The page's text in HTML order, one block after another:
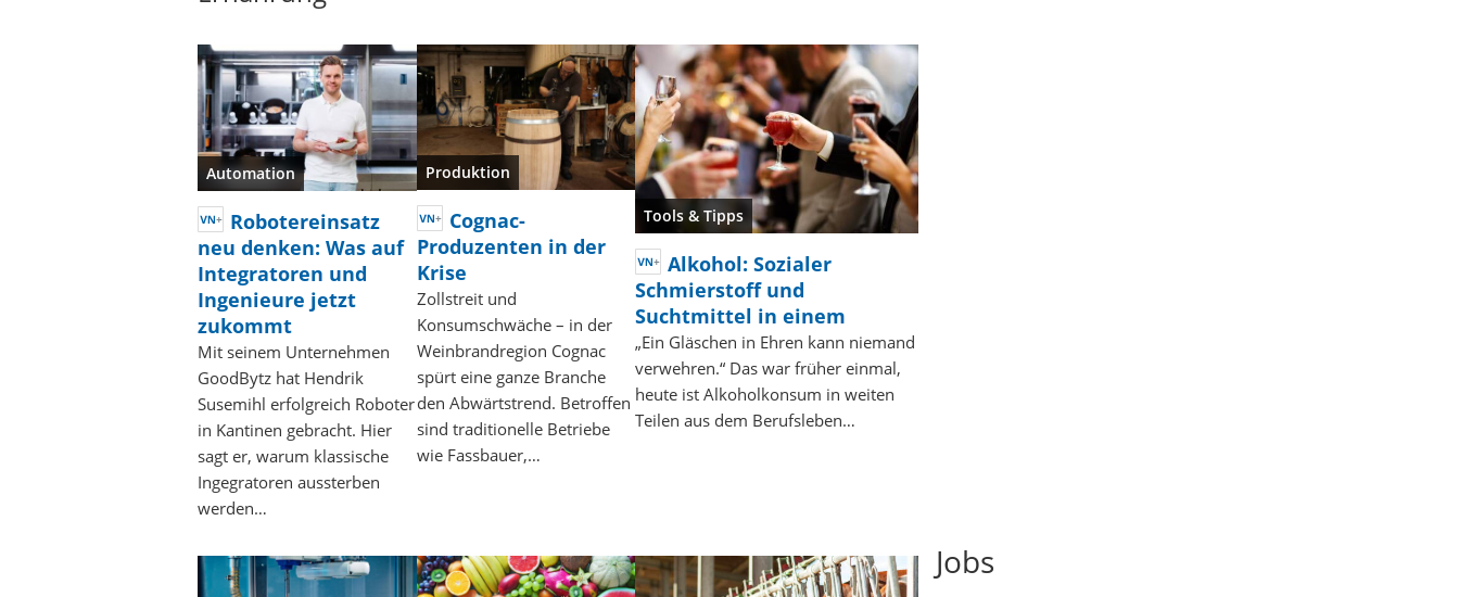
Automation
Robotereinsatz
neu denken: Was auf
Integratoren und
Ingenieure jetzt
zukommt
Mit seinem Unternehmen
GoodBytz hat Hendrik
Susemihl erfolgreich Roboter
in Kantinen gebracht. Hier
sagt er, warum klassische
Ingegratoren aussterben
werden…
Produktion
Cognac-
Produzenten in der
Krise
Zollstreit und
Konsumschwäche – in der
Weinbrandregion Cognac
spürt eine ganze Branche
den Abwärtstrend. Betroffen
sind traditionelle Betriebe
wie Fassbauer,…
Tools & Tipps
Alkohol: Sozialer
Schmierstoff und
Suchtmittel in einem
„Ein Gläschen in Ehren kann niemand
verwehren.“ Das war früher einmal,
heute ist Alkoholkonsum in weiten
Teilen aus dem Berufsleben…
Jobs